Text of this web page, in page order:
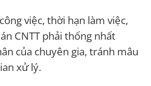
việc, thời hạn làm việc,
CNTT phải thống nhất
của chuyên gia, tránh mâu
xử lý.